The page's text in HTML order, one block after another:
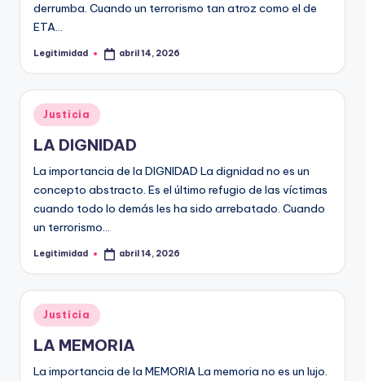
derrumba. Cuando un terrorismo tan atroz como el de
ETA…
Publicado
Legitimidad abril 14, 2026
Publicado
en
Justicia
LA DIGNIDAD
La importancia de la DIGNIDAD La dignidad no es un
concepto abstracto. Es el último refugio de las víctimas
cuando todo lo demás les ha sido arrebatado. Cuando
un terrorismo…
Publicado
Legitimidad abril 14, 2026
Publicado
en
Justicia
LA MEMORIA
La importancia de la MEMORIA La memoria no es un lujo.